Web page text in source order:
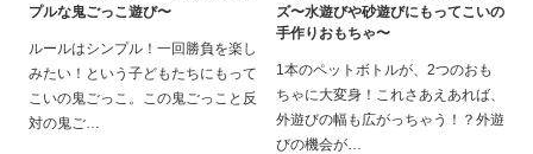
プルな鬼ごっこ遊び〜
ルールはシンプル！一回勝負を楽し
みたい！という子どもたちにもって
こいの鬼ごっこ。この鬼ごっこと反
対の鬼ご
ズ〜水遊びや砂遊びにもってこいの
手作りおもちゃ〜
1本のペットボトルが、2つのおも
ちゃに大変身！これさあえあれば、
外遊びの幅も広がっちゃう！？外遊
びの機会が